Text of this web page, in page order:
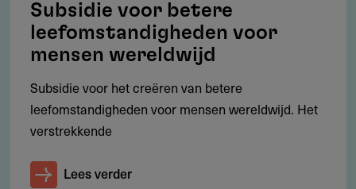
Jaarverslag 2022
Jaarverslag 2021
ANBI Publicatie 2021
Subsidie voor betere
leefomstandigheden voor
mensen wereldwijd
Subsidie voor het creëren van betere
leefomstandigheden voor mensen wereldwijd. Het
verstrekkende
Lees verder